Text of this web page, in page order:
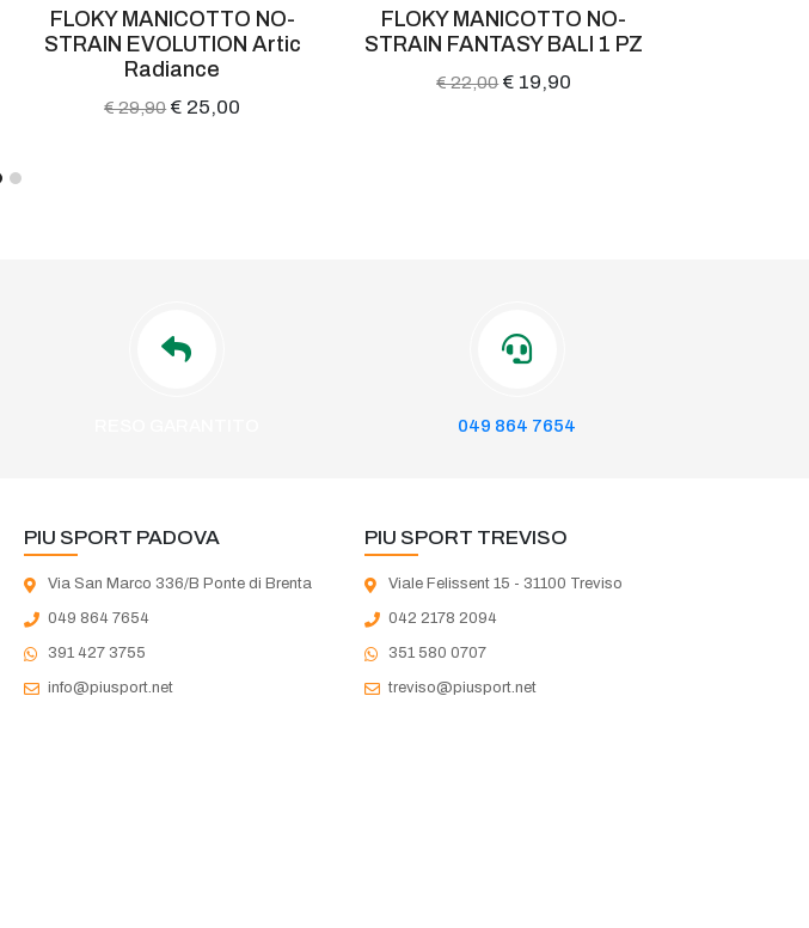
FLOKY MANICOTTO NO-
STRAIN EVOLUTION Artic
Radiance
€ 29,90 € 25,00
FLOKY MANICOTTO NO-
STRAIN FANTASY BALI 1 PZ
€ 22,00 € 19,90
049 864 7654
PIU SPORT PADOVA
Via San Marco 336/B Ponte di Brenta
049 864 7654
391 427 3755
info@piusport.net
PIU SPORT TREVISO
Viale Felissent 15 - 31100 Treviso
042 2178 2094
351 580 0707
treviso@piusport.net